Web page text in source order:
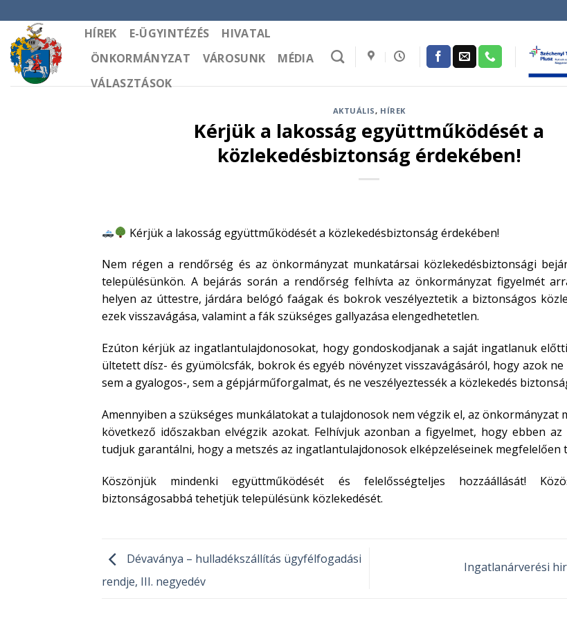
to
content
HÍREK E-ÜGYINTÉZÉS
HIVATAL
ÖNKORMÁNYZAT
VÁROSUNK
MÉDIA
VÁLASZTÁSOK
AKTUÁLIS, HÍREK
Kérjük a lakosság együttműködését a
közlekedésbiztonság érdekében!
Kérjük a lakosság együttműködését a közlekedésbiztonság érdekében!
Nem régen a rendőrség és az önkormányzat munkatársai közlekedésbiztonsági
településünkön. A bejárás során a rendőrség felhívta az önkormányzat figyelmét
helyen az úttestre, járdára belógó faágak és bokrok veszélyeztetik a biztonságos
ezek visszavágása, valamint a fák szükséges gallyazása elengedhetetlen.
Ezúton kérjük az ingatlantulajdonosokat, hogy gondoskodjanak a saját ingatlanuk
ültetett dísz- és gyümölcsfák, bokrok és egyéb növényzet visszavágásáról, hogy azok ne
sem a gyalogos-, sem a gépjárműforgalmat, és ne veszélyeztessék a közlekedés
Amennyiben a szükséges munkálatokat a tulajdonosok nem végzik el, az önkormányzat
következő időszakban elvégzik azokat. Felhívjuk azonban a figyelmet, hogy ebben az
tudjuk garantálni, hogy a metszés az ingatlantulajdonosok elképzeléseinek megfelelően
Köszönjük mindenki együttműködését és felelősségteljes hozzáállását!
biztonságosabbá tehetjük településünk közlekedését.
Dévaványa – hulladékszállítás ügyfélfogadási
rendje, III. negyedév
Ingatlanárverési